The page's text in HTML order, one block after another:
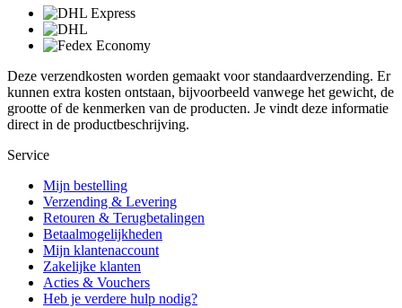
Deze verzendkosten worden gemaakt voor standaardverzending. Er
kunnen extra kosten ontstaan, bijvoorbeeld vanwege het gewicht, de
grootte of de kenmerken van de producten. Je vindt deze informatie
direct in de productbeschrijving.
Service
Mijn bestelling
Verzending & Levering
Retouren & Terugbetalingen
Betaalmogelijkheden
Mijn klantenaccount
Zakelijke klanten
Acties & Vouchers
Heb je verdere hulp nodig?